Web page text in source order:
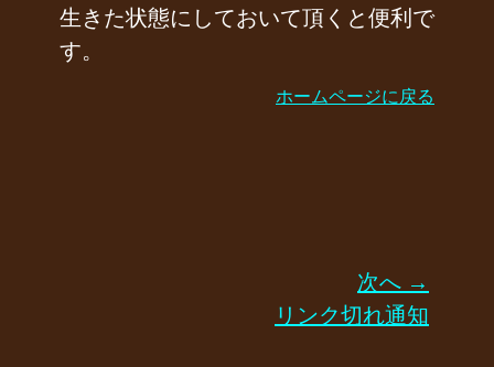
生きた状態にしておいて頂くと便利で
す。
ホームページに戻る
次へ →
リンク切れ通知